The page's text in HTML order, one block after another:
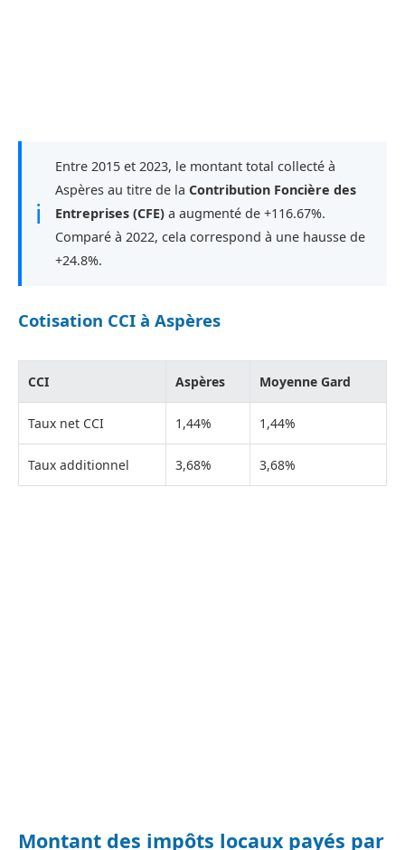
ℹ
Entre 2015 et 2023, le montant total collecté à
Aspères au titre de la Contribution Foncière des
Entreprises (CFE) a augmenté de +116.67%.
Comparé à 2022, cela correspond à une hausse de
+24.8%.
Cotisation CCI à Aspères
CCI Aspères Moyenne Gard
Taux net CCI 1,44% 1,44%
Taux additionnel 3,68% 3,68%
Montant des impôts locaux payés par